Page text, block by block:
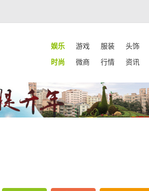
娱乐 游戏 服装
头饰
时尚 微商 行情 资讯